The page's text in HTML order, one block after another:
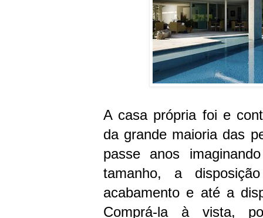
A casa própria foi e
da grande maioria das
passe anos
tamanho, a
acabamento e até a
Comprá-la à vista,